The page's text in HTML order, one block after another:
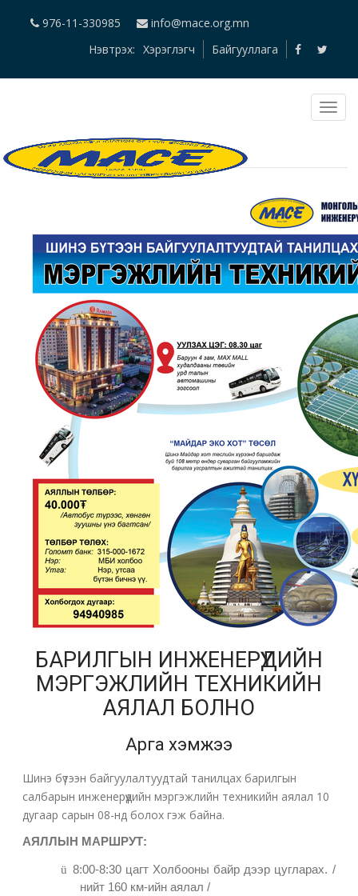
976-11-330985
info@mace.org.mn
Нэвтрэх: Хэрэглэгч Байгууллага
БАРИЛГЫН ИНЖЕНЕРҮҮДИЙН
МЭРГЭЖЛИЙН ТЕХНИКИЙН
АЯЛАЛ БОЛНО
Арга хэмжээ
Шинэ бүтээн байгуулалтуудтай танилцах барилгын
салбарын инженерүүдийн мэргэжлийн техникийн аялал 10
дугаар сарын 08-нд болох гэж байна.
АЯЛЛЫН МАРШРУТ:
ü 8:00-8:30цагт Холбооны байр дээр цугларах. /
нийт 160 км-ийн аялал /